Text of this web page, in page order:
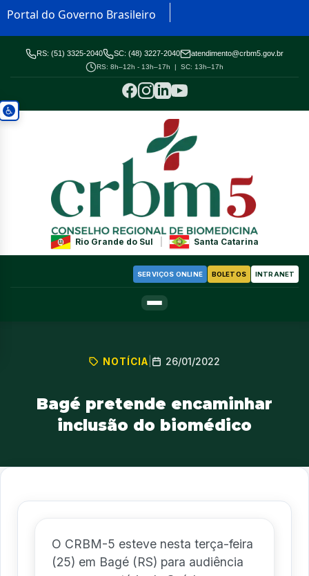
Portal do Governo Brasileiro
RS: (51) 3325-2040 SC: (48) 3227-2040 atendimento@crbm5.gov.br
RS: 8h–12h - 13h–17h | SC: 13h–17h
Rio Grande do Sul Santa Catarina
SERVIÇOS ONLINE BOLETOS INTRANET
NOTÍCIA 26/01/2022
Bagé pretende encaminhar
inclusão do biomédico
O CRBM-5 esteve nesta terça-feira
(25) em Bagé (RS) para audiência